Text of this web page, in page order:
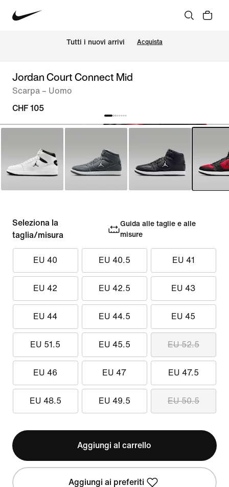
Tutti i nuovi arrivi Acquista
Jordan Court Connect Mid
Scarpa – Uomo
CHF 105
Seleziona la
taglia/misura
Guida alle taglie e alle
misure
EU 40 EU 40.5 EU 41
EU 42 EU 42.5 EU 43
EU 44 EU 44.5 EU 45
EU 51.5 EU 45.5 EU 52.5
EU 46 EU 47 EU 47.5
EU 48.5 EU 49.5 EU 50.5
Aggiungi al carrello
Aggiungi ai preferiti